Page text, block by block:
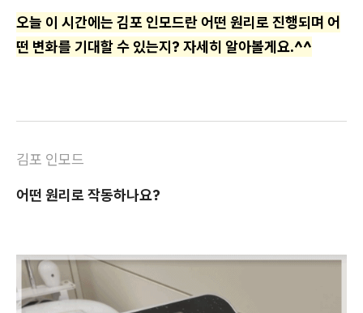
오늘 이 시간에는 김포 인모드란 어떤 원리로 진행되며 어
떤 변화를 기대할 수 있는지? 자세히 알아볼게요.^^
김포 인모드
어떤 원리로 작동하나요?